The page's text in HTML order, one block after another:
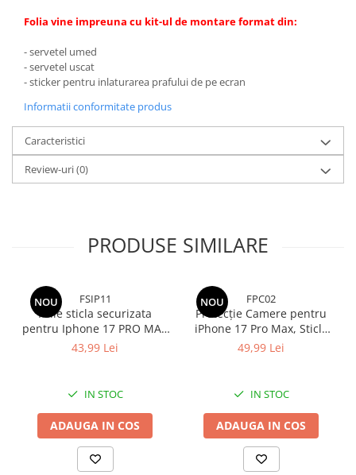
Folia vine impreuna cu kit-ul de montare format din:
- servetel umed
- servetel uscat
- sticker pentru inlaturarea prafului de pe ecran
Informatii conformitate produs
Caracteristici
Review-uri(0)
PRODUSE SIMILARE
NOU FSIP11
Folie sticla securizata
pentru Iphone 17 PRO MAX
cu kit de montare inclus -
Protectie Anti-Zgarieturi si
43,99 Lei
IN STOC
ADAUGA IN COS
NOU FPC02
Protecție Camere pentru
iPhone 17 Pro Max, Sticlă
Securizată Full Cover cu
49,99 Lei
IN STOC
ADAUGA IN COS